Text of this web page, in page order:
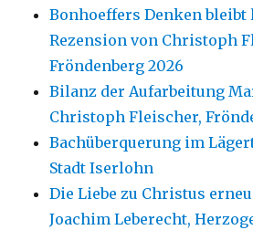
Bonhoeffers Denken bleibt
Rezension von Christoph
Fröndenberg 2026
Bilanz der Aufarbeitung
Christoph Fleischer,
Bachüberquerung im
Stadt Iserlohn
Die Liebe zu Christus
Joachim Leberecht,